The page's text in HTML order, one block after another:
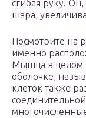
сгибая руку.
шара,
Посмотрите на
именно
Мышца в целом
оболочке,
клеток также